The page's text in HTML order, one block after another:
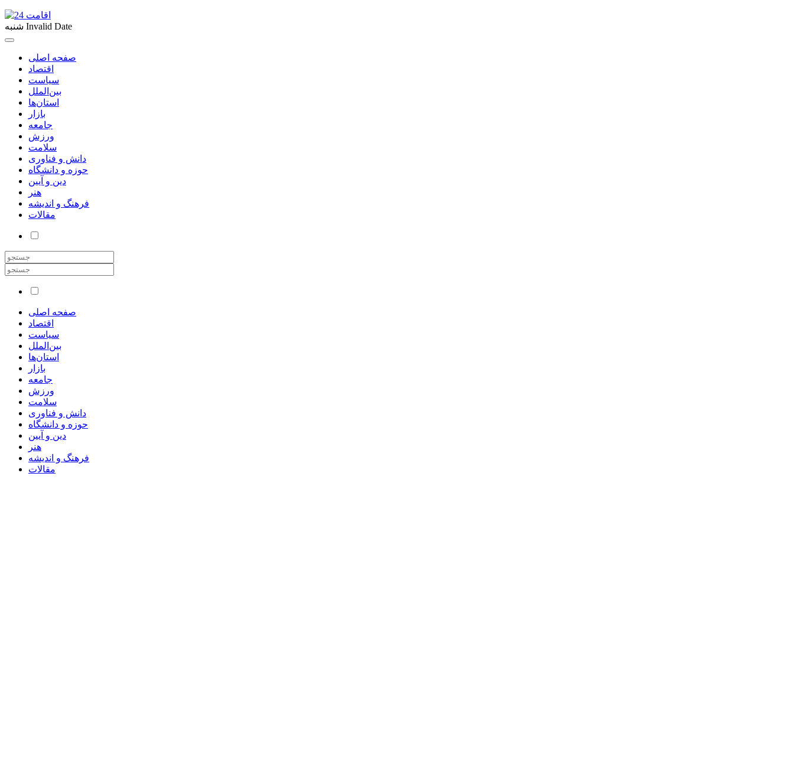
شنبه Invalid Date
صفحه اصلی
اقتصاد
سیاست
بین‌الملل
استان‌ها
بازار
جامعه
ورزش
سلامت
دانش و فناوری
حوزه و دانشگاه
دین و آیین
هنر
فرهنگ و اندیشه
مقالات
صفحه اصلی
اقتصاد
سیاست
بین‌الملل
استان‌ها
بازار
جامعه
ورزش
سلامت
دانش و فناوری
حوزه و دانشگاه
دین و آیین
هنر
فرهنگ و اندیشه
مقالات